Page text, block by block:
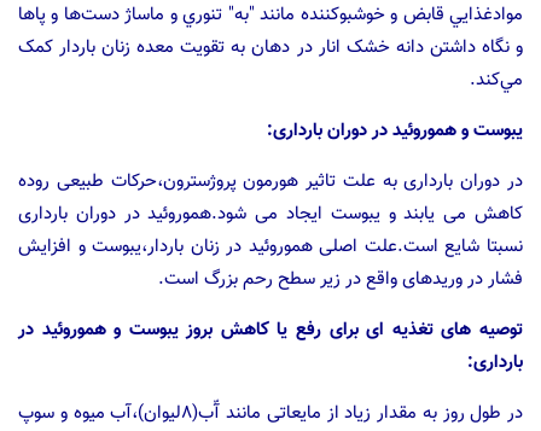
موادغذايي قابض و خوشبوکننده مانند "به" تنوري و ماساژ دست‌ها و پاها
و نگاه داشتن دانه خشک انار در دهان به تقويت معده زنان باردار کمک
مي‌کند.
یبوست و هموروئید در دوران بارداری:
در دوران بارداری به علت تاثیر هورمون پروژسترون،حرکات طبیعی روده
کاهش می یابند و یبوست ایجاد می شود.هموروئید در دوران بارداری
نسبتا شایع است.علت اصلی هموروئید در زنان باردار،یبوست و افزایش
فشار در وریدهای واقع در زیر سطح رحم بزرگ است.
توصیه های تغذیه ای برای رفع یا کاهش بروز یبوست و هموروئید در
بارداری:
در طول روز به مقدار زیاد از مایعاتی مانند آّب(۸لیوان)،آب میوه و سوپ